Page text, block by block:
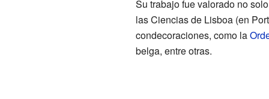
Su trabajo fue valorado no
las Ciencias de Lisboa (en
condecoraciones, como la
belga, entre otras.